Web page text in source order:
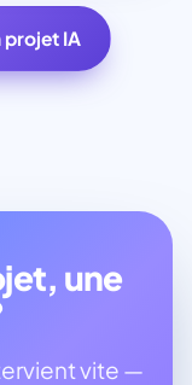
projet IA
une
vite —